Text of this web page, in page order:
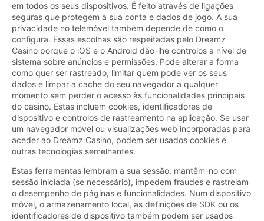
em todos os seus dispositivos. É feito através de ligações
seguras que protegem a sua conta e dados de jogo. A sua
privacidade no telemóvel também depende de como o
configura. Essas escolhas são respeitadas pelo Dreamz
Casino porque o iOS e o Android dão-lhe controlos a nível de
sistema sobre anúncios e permissões. Pode alterar a forma
como quer ser rastreado, limitar quem pode ver os seus
dados e limpar a cache do seu navegador a qualquer
momento sem perder o acesso às funcionalidades principais
do casino. Estas incluem cookies, identificadores de
dispositivo e controlos de rastreamento na aplicação. Se usar
um navegador móvel ou visualizações web incorporadas para
aceder ao Dreamz Casino, podem ser usados cookies e
outras tecnologias semelhantes.
Estas ferramentas lembram a sua sessão, mantêm-no com
sessão iniciada (se necessário), impedem fraudes e rastreiam
o desempenho de páginas e funcionalidades. Num dispositivo
móvel, o armazenamento local, as definições de SDK ou os
identificadores de dispositivo também podem ser usados